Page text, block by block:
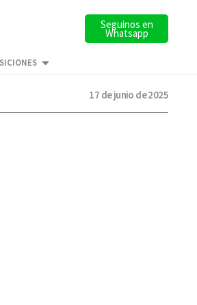
Seguinos en
Whatsapp
17 de junio de 2025